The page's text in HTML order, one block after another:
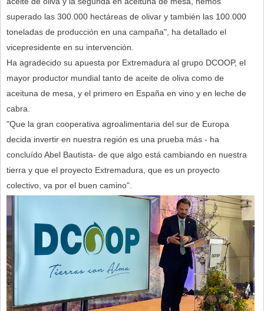
superado las 300.000 hectáreas de olivar y también las 100.000
toneladas de producción en una campaña", ha detallado el
vicepresidente en su intervención.
Ha agradecido su apuesta por Extremadura al grupo DCOOP, el
mayor productor mundial tanto de aceite de oliva como de
aceituna de mesa, y el primero en España en vino y en leche de
cabra.
"Que la gran cooperativa agroalimentaria del sur de Europa
decida invertir en nuestra región es una prueba más - ha
concluído Abel Bautista- de que algo está cambiando en nuestra
tierra y que el proyecto Extremadura, que es un proyecto
colectivo, va por el buen camino".